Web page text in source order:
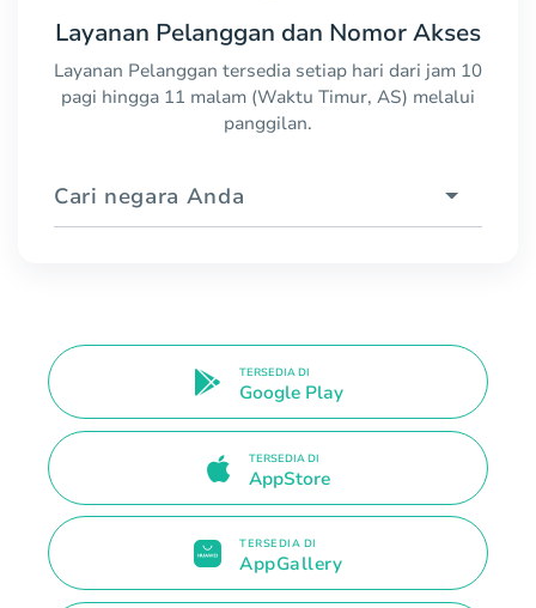
Layanan Pelanggan dan Nomor Akses
Layanan Pelanggan tersedia setiap hari dari jam 10
pagi hingga 11 malam (Waktu Timur, AS) melalui
panggilan.
Cari negara Anda
TERSEDIA DI
Google Play
TERSEDIA DI
AppStore
TERSEDIA DI
AppGallery